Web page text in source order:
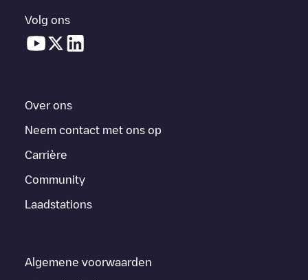
Volg ons
Over ons
Neem contact met ons op
Carrière
Community
Laadstations
Algemene voorwaarden